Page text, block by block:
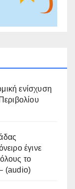
ενίσχυση
έγινε
το
(audio)